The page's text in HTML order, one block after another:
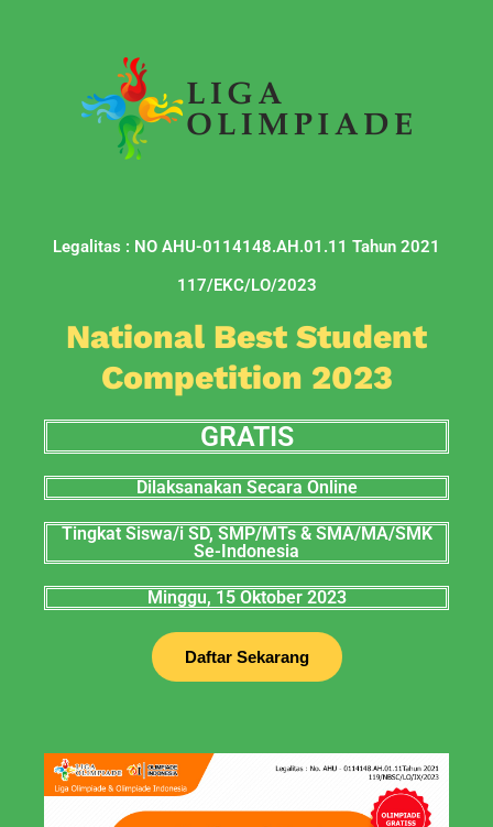
Legalitas : NO AHU-0114148.AH.01.11 Tahun 2021
117/EKC/LO/2023
National Best Student
Competition 2023
GRATIS
Dilaksanakan Secara Online
Tingkat Siswa/i SD, SMP/MTs & SMA/MA/SMK
Se-Indonesia
Minggu, 15 Oktober 2023
Daftar Sekarang